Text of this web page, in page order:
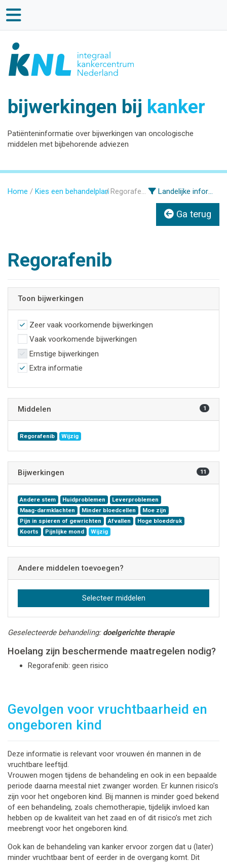
bijwerkingen bij kanker
Patiënteninformatie over bijwerkingen van oncologische
middelen met bijbehorende adviezen
Home Kies een behandelplan Regorafenib Landelijke informatie
Ga terug
Regorafenib
Geselecteerde behandeling: doelgerichte therapie
Hoelang zijn beschermende maatregelen nodig?
Regorafenib: geen risico
Gevolgen voor vruchtbaarheid en
ongeboren kind
Deze informatie is relevant voor vrouwen én mannen in de
vruchtbare leeftijd.
Vrouwen mogen tijdens de behandeling en ook in een bepaalde
periode daarna meestal niet zwanger worden. Er kunnen risico’s
zijn voor het ongeboren kind. Bij mannen is minder goed bekend
of een behandeling, zoals chemotherapie, tijdelijk invloed kan
hebben op de kwaliteit van het zaad en of dit risico’s met zich
meebrengt voor het ongeboren kind.
Ook kan de behandeling van kanker ervoor zorgen dat u (later)
minder vruchtbaar bent of eerder in de overgang komt. Dit
Toon bijwerkingen
Zeer vaak voorkomende bijwerkingen
Vaak voorkomende bijwerkingen
Ernstige bijwerkingen
Extra informatie
Middelen 1
Regorafenib Wijzig
Bijwerkingen 11
Andere stem Huidproblemen
Leverproblemen
Maag-darmklachten
Minder bloedcellen
Moe zijn
Pijn in spieren of gewrichten
Afvallen
Hoge bloeddruk
Koorts
Pijnlijke mond Wijzig
Andere middelen toevoegen?
Selecteer middelen